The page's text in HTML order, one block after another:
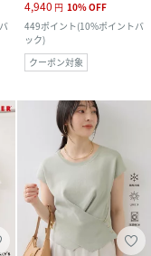
4,940 円 10%OFF
449ポイント(10%ポイントバ
ック)
クーポン対象